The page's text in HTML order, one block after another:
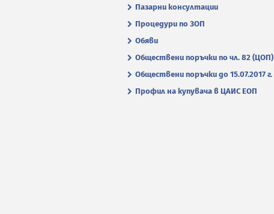
Пазарни консултации
Процедури по ЗОП
Обяви
Обществени поръчки по чл. 82 (ЦОП)
Обществени поръчки до 15.07.2017 г.
Профил на купувача в ЦАИС ЕОП